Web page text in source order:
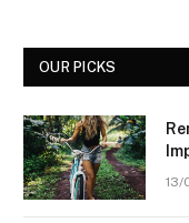
OUR PICKS
13/